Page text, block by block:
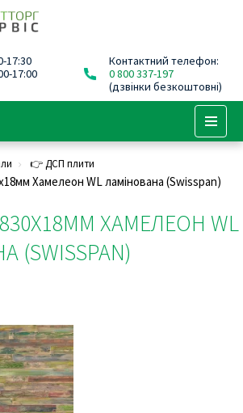
17:30
17:00
Контактний телефон:
0 800 337-197
(дзвінки безкоштовні)
👉 ДСП плити
Хамелеон WL ламінована (Swisspan)
ХАМЕЛЕОН WL
(SWISSPAN)